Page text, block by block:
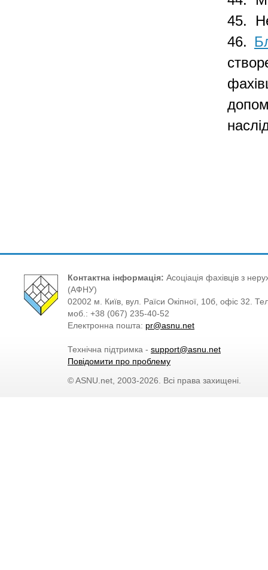
45.
46.
Контактна інформація: Асоціація фахівців з
(АФНУ)
02002 м. Київ, вул. Раїси Окіпної, 10б, офіс 32.
моб.: +38 (067) 235-40-52
Електронна пошта: pr@asnu.net
Технічна підтримка - support@asnu.net
Повідомити про проблему
© ASNU.net, 2003-2026. Всі права захищені.